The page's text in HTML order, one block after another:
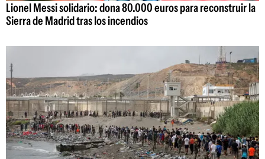
Lionel Messi solidario: dona 80.000 euros para reconstruir la
Sierra de Madrid tras los incendios